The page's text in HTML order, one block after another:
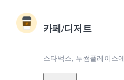
카페/디저트
스타벅스, 투썸플레이스